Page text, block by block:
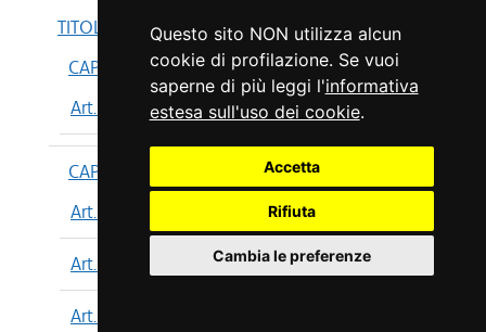
Questo sito NON utilizza alcun
cookie di profilazione. Se vuoi
saperne di più leggi l'informativa
estesa sull'uso dei cookie.
Accetta
Rifiuta
Cambia le preferenze
TITOLO I
CAPO I
Art. 199
CAPO II
Art. 200
Art. 201
Art. 202